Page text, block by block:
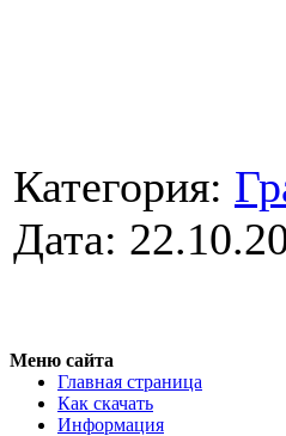
Категория:
Дата:
Меню сайта
Главная страница
Как скачать
Информация